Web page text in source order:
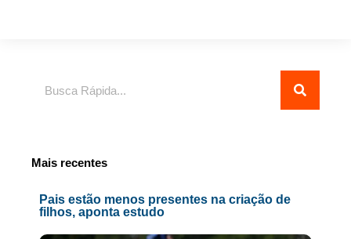
Mais recentes
Pais estão menos presentes na criação de
filhos, aponta estudo